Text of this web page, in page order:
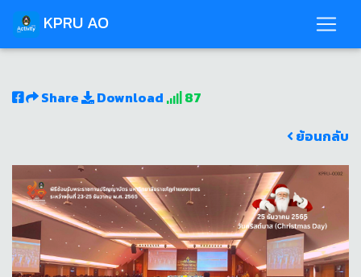
KPRU AO
Share Download
87
ย้อนกลับ